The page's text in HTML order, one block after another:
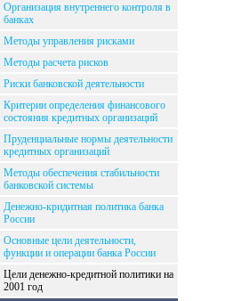
Организация внутреннего контроля в
банках
Методы управления рисками
Методы расчета рисков
Риски банковской деятельности
Критерии определения финансового
состояния кредитных организаций
Пруденциальные нормы деятельности
кредитных организаций
Методы обеспечения стабильности
банковской системы
Денежно-кридитная политика банка
России
Основные цели деятельности,
функции и операции банка России
Цели денежно-кредитной политики на
2001 год